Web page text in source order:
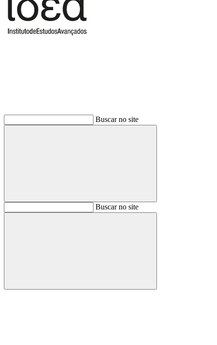
Buscar no site
BuscarBuscar no site
Buscar